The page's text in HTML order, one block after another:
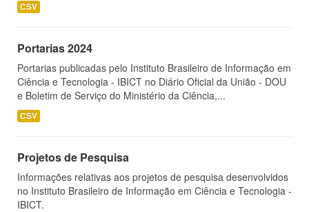
CSV
Portarias 2024
Portarias publicadas pelo Instituto Brasileiro de Informação em
Ciência e Tecnologia - IBICT no Diário Oficial da União - DOU
e Boletim de Serviço do Ministério da Ciência,...
CSV
Projetos de Pesquisa
Informações relativas aos projetos de pesquisa desenvolvidos
no Instituto Brasileiro de Informação em Ciência e Tecnologia -
IBICT.